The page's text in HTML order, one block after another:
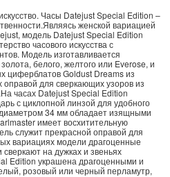
Часы Datejust Special Edition –
женской вариацией
модель Datejust Special Edition
часового искусства с
Модель изготавливается
белого, желтого или Everose, и
циферблатов Goldust Dreams из
для сверкающих узоров из
часах Datejust Special Edition
с циклопной линзой для удобного
34 мм обладает изящными
имеет восхитительную
служит прекрасной оправой для
вариациях модели драгоценные
на дужках и звеньях
Edition украшена драгоценными и
розовый или черный перламутр,